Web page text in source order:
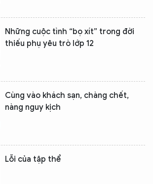
Những cuộc tình “bọ xít” trong đời
thiếu phụ yêu trò lớp 12
Cùng vào khách sạn, chàng chết,
nàng nguy kịch
Lỗi của tập thể